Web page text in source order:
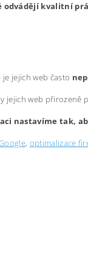
kvalitní
jejich web často
jejich web přirozeně
nastavíme tak,
, optimalizace